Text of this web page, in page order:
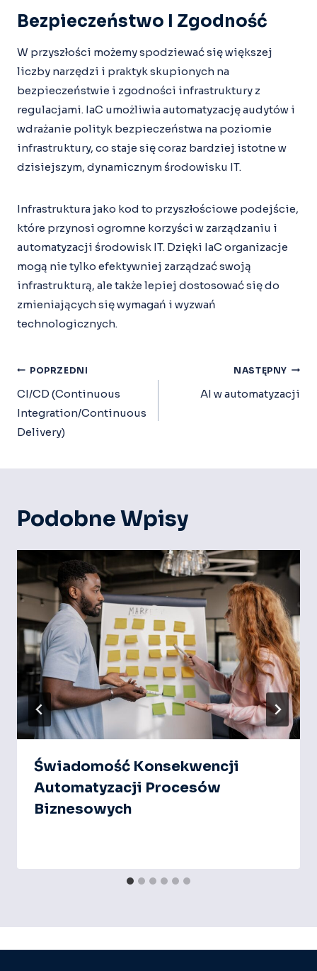
Bezpieczeństwo I Zgodność
W przyszłości możemy spodziewać się większej
liczby narzędzi i praktyk skupionych na
bezpieczeństwie i zgodności infrastruktury z
regulacjami. IaC umożliwia automatyzację audytów i
wdrażanie polityk bezpieczeństwa na poziomie
infrastruktury, co staje się coraz bardziej istotne w
dzisiejszym, dynamicznym środowisku IT.
Infrastruktura jako kod to przyszłościowe podejście,
które przynosi ogromne korzyści w zarządzaniu i
automatyzacji środowisk IT. Dzięki IaC organizacje
mogą nie tylko efektywniej zarządzać swoją
infrastrukturą, ale także lepiej dostosować się do
zmieniających się wymagań i wyzwań
technologicznych.
Nawigacja
Wpisu
POPRZEDNI
CI/CD (Continuous
Integration/Continuous
Delivery)
NASTĘPNY
AI w automatyzacji
Podobne Wpisy
Świadomość Konsekwencji
Automatyzacji Procesów
Biznesowych